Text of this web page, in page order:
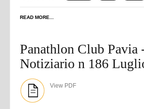
READ MORE...
Panathlon Club Pavia
Notiziario n 186
View PDF